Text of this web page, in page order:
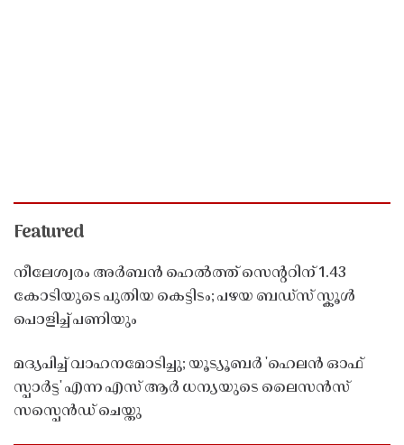
Featured
നീലേശ്വരം അർബൻ ഹെൽത്ത് സെൻ്ററിന് 1.43
കോടിയുടെ പുതിയ കെട്ടിടം; പഴയ ബഡ്സ് സ്കൂൾ
പൊളിച്ച് പണിയും
മദ്യപിച്ച് വാഹനമോടിച്ചു; യൂട്യൂബർ 'ഹെലൻ ഓഫ്
സ്പാർട്ട' എന്ന എസ് ആർ ധന്യയുടെ ലൈസൻസ്
സസ്പെൻഡ് ചെയ്തു ​​​​​​​